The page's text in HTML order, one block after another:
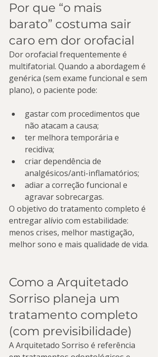
Por que “o mais
barato” costuma sair
caro em dor orofacial
Dor orofacial frequentemente é
multifatorial. Quando a abordagem é
genérica (sem exame funcional e sem
plano), o paciente pode:
gastar com procedimentos que
não atacam a causa;
ter melhora temporária e
recidiva;
criar dependência de
analgésicos/anti-inflamatórios;
adiar a correção funcional e
agravar sobrecargas.
O objetivo do tratamento completo é
entregar alívio com estabilidade:
menos crises, melhor mastigação,
melhor sono e mais qualidade de vida.
Como a Arquitetado
Sorriso planeja um
tratamento completo
(com previsibilidade)
A Arquitetado Sorriso é referência